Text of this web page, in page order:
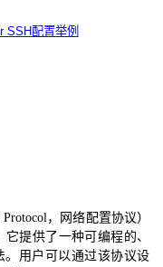
SSH配置举例
Protocol，网络配置协议）
提供了一种可编程的、
。用户可以通过该协议设